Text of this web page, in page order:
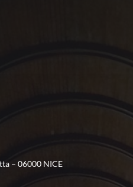
– 06000 NICE